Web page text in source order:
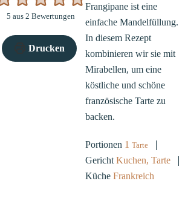
5 aus 2 Bewertungen
Drucken
Frangipane ist eine
einfache Mandelfüllung.
In diesem Rezept
kombinieren wir sie mit
Mirabellen, um eine
köstliche und schöne
französische Tarte zu
backen.
Portionen 1 Tarte
GerichtKuchen, Tarte
KücheFrankreich